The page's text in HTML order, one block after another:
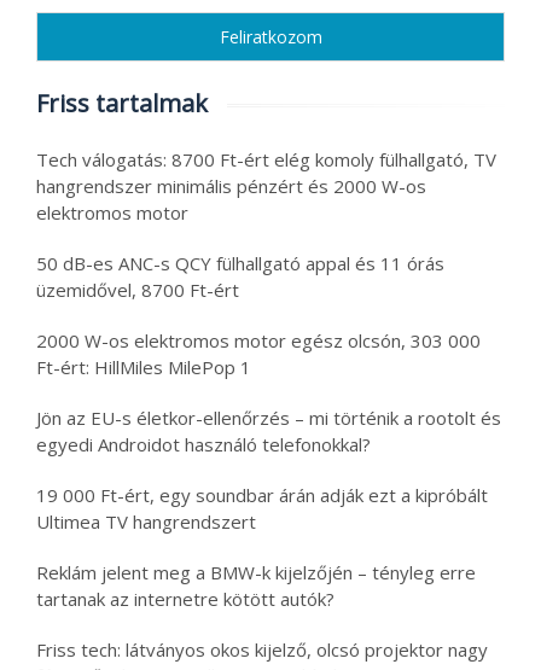
Friss tartalmak
Tech válogatás: 8700 Ft-ért elég komoly fülhallgató, TV
hangrendszer minimális pénzért és 2000 W-os
elektromos motor
50 dB-es ANC-s QCY fülhallgató appal és 11 órás
üzemidővel, 8700 Ft-ért
2000 W-os elektromos motor egész olcsón, 303 000
Ft-ért: HillMiles MilePop 1
Jön az EU-s életkor-ellenőrzés – mi történik a rootolt és
egyedi Androidot használó telefonokkal?
19 000 Ft-ért, egy soundbar árán adják ezt a kipróbált
Ultimea TV hangrendszert
Reklám jelent meg a BMW-k kijelzőjén – tényleg erre
tartanak az internetre kötött autók?
Friss tech: látványos okos kijelző, olcsó projektor nagy